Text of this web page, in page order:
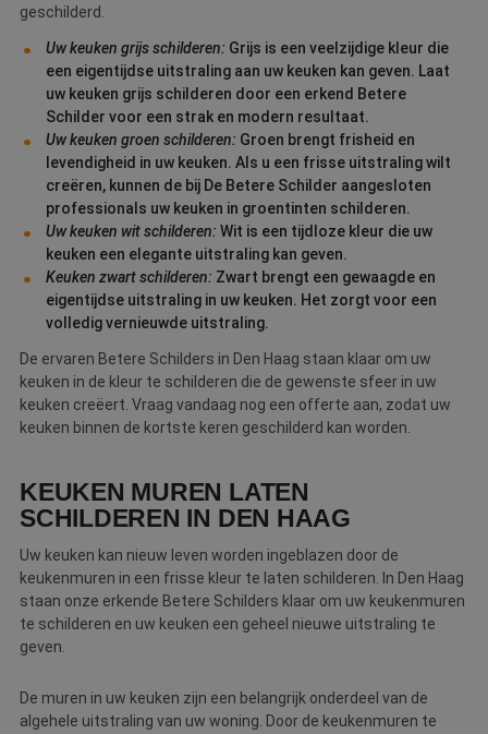
geschilderd.
Uw keuken grijs schilderen: Grijs is een veelzijdige kleur die
een eigentijdse uitstraling aan uw keuken kan geven. Laat
uw keuken grijs schilderen door een erkend Betere
Schilder voor een strak en modern resultaat.
Uw keuken groen schilderen: Groen brengt frisheid en
levendigheid in uw keuken. Als u een frisse uitstraling wilt
creëren, kunnen de bij De Betere Schilder aangesloten
professionals uw keuken in groentinten schilderen.
Uw keuken wit schilderen: Wit is een tijdloze kleur die uw
keuken een elegante uitstraling kan geven.
Keuken zwart schilderen: Zwart brengt een gewaagde en
eigentijdse uitstraling in uw keuken. Het zorgt voor een
volledig vernieuwde uitstraling.
De ervaren Betere Schilders in Den Haag staan klaar om uw
keuken in de kleur te schilderen die de gewenste sfeer in uw
keuken creëert. Vraag vandaag nog een offerte aan, zodat uw
keuken binnen de kortste keren geschilderd kan worden.
KEUKEN MUREN LATEN
SCHILDEREN IN DEN HAAG
Uw keuken kan nieuw leven worden ingeblazen door de
keukenmuren in een frisse kleur te laten schilderen. In Den Haag
staan onze erkende Betere Schilders klaar om uw keukenmuren
te schilderen en uw keuken een geheel nieuwe uitstraling te
geven.
De muren in uw keuken zijn een belangrijk onderdeel van de
algehele uitstraling van uw woning. Door de keukenmuren te